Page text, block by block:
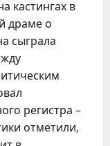
кастингах в
драме о
сыграла
регистра –
отметили,